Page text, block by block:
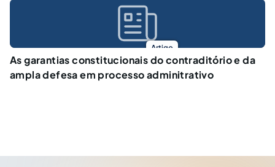
Artigo
As garantias constitucionais do contraditório e da
ampla defesa em processo adminitrativo